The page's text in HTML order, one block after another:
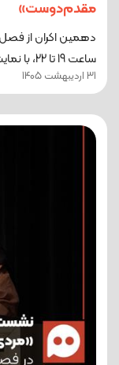
مقدم‌دوست»
ساعت 19 تا 22، با نمایش فیلم سینمایی «پای چپ من» (My Lef...
31 اردیبهشت 1405